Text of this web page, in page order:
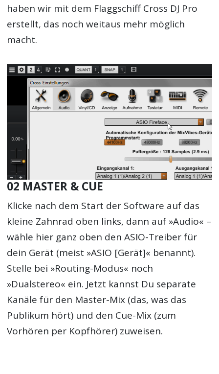
haben wir mit dem Flaggschiff Cross DJ Pro
erstellt, das noch weitaus mehr möglich
macht.
02 MASTER & CUE
Klicke nach dem Start der Software auf das
kleine Zahnrad oben links, dann auf »Audio« –
wähle hier ganz oben den ASIO-Treiber für
dein Gerät (meist »ASIO [Gerät]« benannt).
Stelle bei »Routing-Modus« noch
»Dualstereo« ein. Jetzt kannst Du separate
Kanäle für den Master-Mix (das, was das
Publikum hört) und den Cue-Mix (zum
Vorhören per Kopfhörer) zuweisen.